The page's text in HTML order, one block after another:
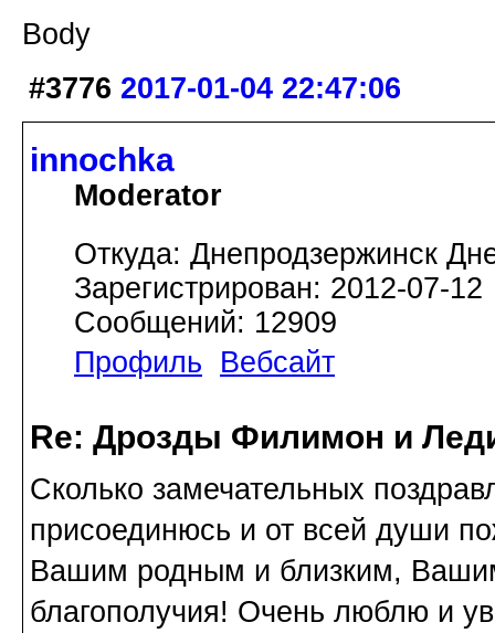
Body
#3776 2017-01-04 22:47:06
innochka
Moderator
Откуда: Днепродзержинск
Зарегистрирован: 2012-07-12
Сообщений: 12909
Профиль
Вебсайт
Re: Дрозды Филимон и
Сколько замечательных
присоединюсь и от всей души
Вашим родным и близким,
благополучия! Очень люблю и